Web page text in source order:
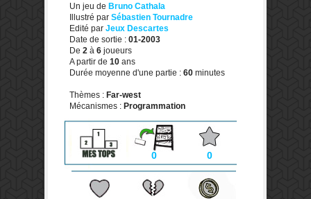
Un jeu de Bruno Cathala
Illustré par Sébastien Tournadre
Edité par Jeux Descartes
Date de sortie : 01-2003
De 2 à 6 joueurs
A partir de 10 ans
Durée moyenne d'une partie : 60 minutes
Thèmes : Far-west
Mécanismes : Programmation
0 0